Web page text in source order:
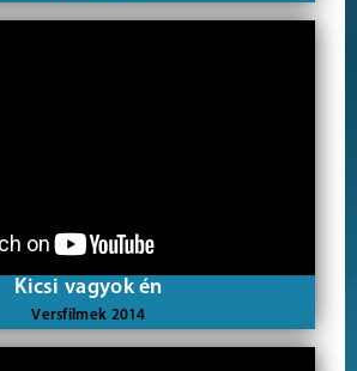
Kicsi vagyok én
Versfilmek 2014